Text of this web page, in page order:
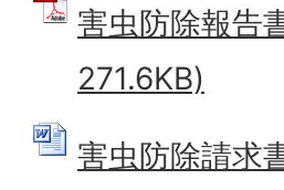
害虫防除報告
271.6KB)
害虫防除請求